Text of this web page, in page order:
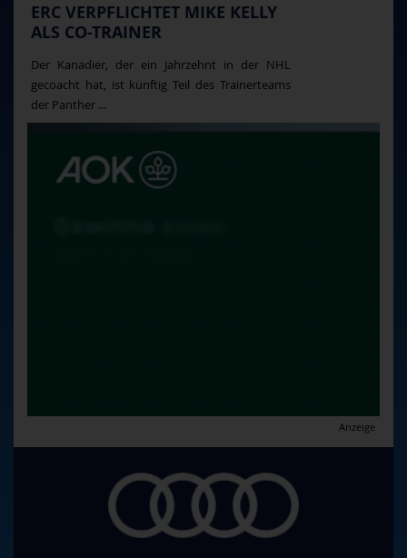
ERC VERPFLICHTET MIKE KELLY
ALS CO-TRAINER
Der Kanadier, der ein Jahrzehnt in der NHL
gecoacht hat, ist künftig Teil des Trainerteams
der Panther ...
Anzeige